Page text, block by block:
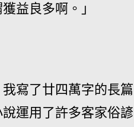
益良多啊。」
寫了廿四萬字的長篇
運用了許多客家俗諺